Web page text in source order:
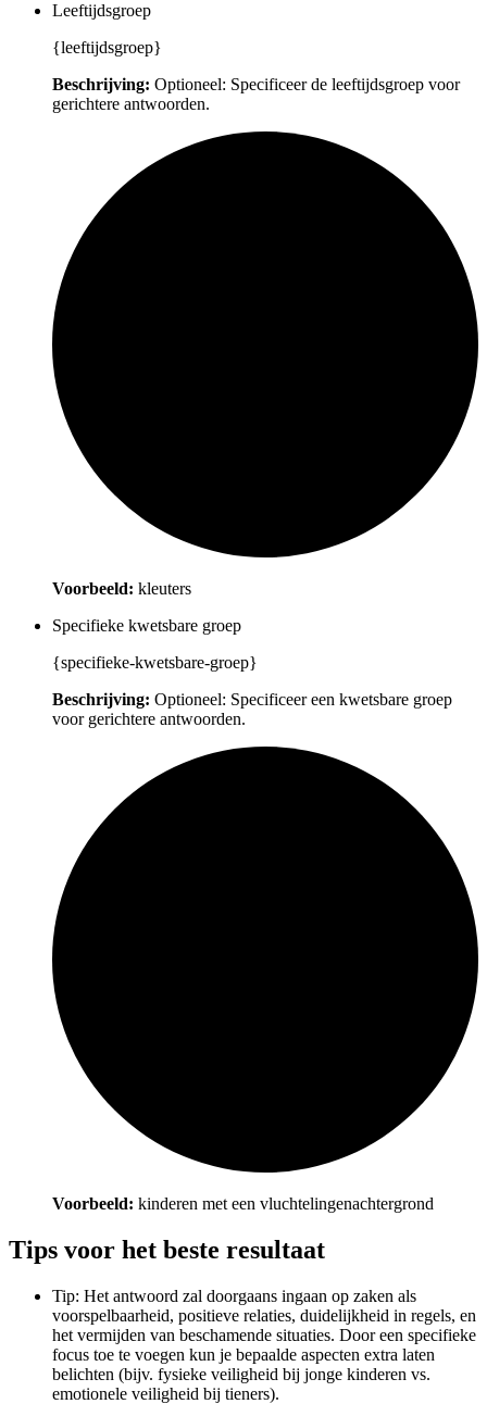
Leeftijdsgroep
{leeftijdsgroep}
Beschrijving: Optioneel: Specificeer de leeftijdsgroep voor
gerichtere antwoorden.
Voorbeeld: kleuters
Specifieke kwetsbare groep
{specifieke-kwetsbare-groep}
Beschrijving: Optioneel: Specificeer een kwetsbare groep
voor gerichtere antwoorden.
Voorbeeld: kinderen met een vluchtelingenachtergrond
Tips voor het beste resultaat
Tip: Het antwoord zal doorgaans ingaan op zaken als
voorspelbaarheid, positieve relaties, duidelijkheid in regels, en
het vermijden van beschamende situaties. Door een specifieke
focus toe te voegen kun je bepaalde aspecten extra laten
belichten (bijv. fysieke veiligheid bij jonge kinderen vs.
emotionele veiligheid bij tieners).